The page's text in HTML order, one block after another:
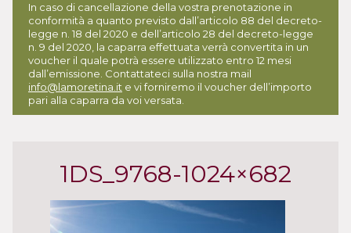
In caso di cancellazione della vostra prenotazione in
conformità a quanto previsto dall’articolo 88 del decreto-
legge n. 18 del 2020 e dell’articolo 28 del decreto-legge
n. 9 del 2020, la caparra effettuata verrà convertita in un
voucher il quale potrà essere utilizzato entro 12 mesi
dall’emissione. Contattateci sulla nostra mail
info@lamoretina.it e vi forniremo il voucher dell’importo
pari alla caparra da voi versata.
1DS_9768-1024×682